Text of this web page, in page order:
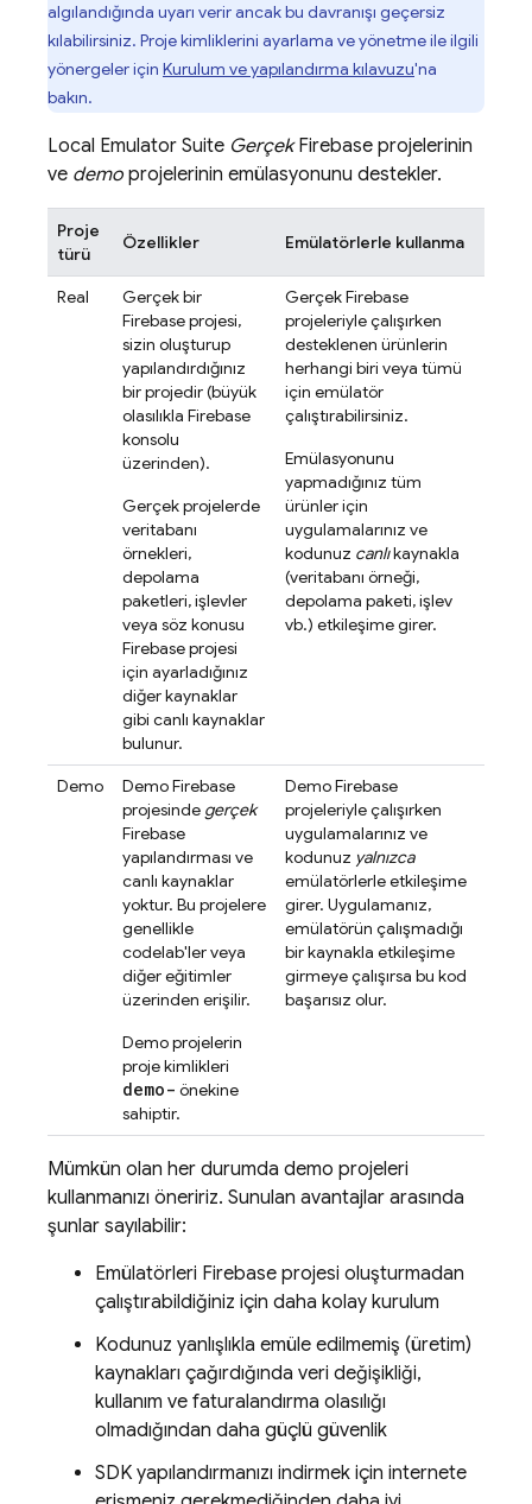
algılandığında uyarı verir ancak bu davranışı geçersiz
kılabilirsiniz. Proje kimliklerini ayarlama ve yönetme ile ilgili
yönergeler için Kurulum ve yapılandırma kılavuzu'na
bakın.
Local Emulator Suite GerçekFirebase projelerinin
ve demo projelerinin emülasyonunu destekler.
Proje
türü
Özellikler Emülatörlerle kullanma
Real
Gerçek bir
Firebase projesi,
sizin oluşturup
yapılandırdığınız
bir projedir (büyük
olasılıkla Firebase
konsolu
üzerinden).
Gerçek projelerde
veritabanı
örnekleri,
depolama
paketleri, işlevler
veya söz konusu
Firebase projesi
için ayarladığınız
diğer kaynaklar
gibi canlı kaynaklar
bulunur.
Gerçek Firebase
projeleriyle çalışırken
desteklenen ürünlerin
herhangi biri veya tümü
için emülatör
çalıştırabilirsiniz.
Emülasyonunu
yapmadığınız tüm
ürünler için
uygulamalarınız ve
kodunuz canlıkaynakla
(veritabanı örneği,
depolama paketi, işlev
vb.) etkileşime girer.
Demo
Demo Firebase
projesinde gerçek
Firebase
yapılandırması ve
canlı kaynaklar
yoktur. Bu projelere
genellikle
codelab'ler veya
diğer eğitimler
üzerinden erişilir.
Demo projelerin
proje kimlikleri
demo- önekine
sahiptir.
Demo Firebase
projeleriyle çalışırken
uygulamalarınız ve
kodunuz yalnızca
emülatörlerle etkileşime
girer. Uygulamanız,
emülatörün çalışmadığı
bir kaynakla etkileşime
girmeye çalışırsa bu kod
başarısız olur.
Mümkün olan her durumda demo projeleri
kullanmanızı öneririz. Sunulan avantajlar arasında
şunlar sayılabilir:
Emülatörleri Firebase projesi oluşturmadan
çalıştırabildiğiniz için daha kolay kurulum
Kodunuz yanlışlıkla emüle edilmemiş (üretim)
kaynakları çağırdığında veri değişikliği,
kullanım ve faturalandırma olasılığı
olmadığından daha güçlü güvenlik
SDK yapılandırmanızı indirmek için internete